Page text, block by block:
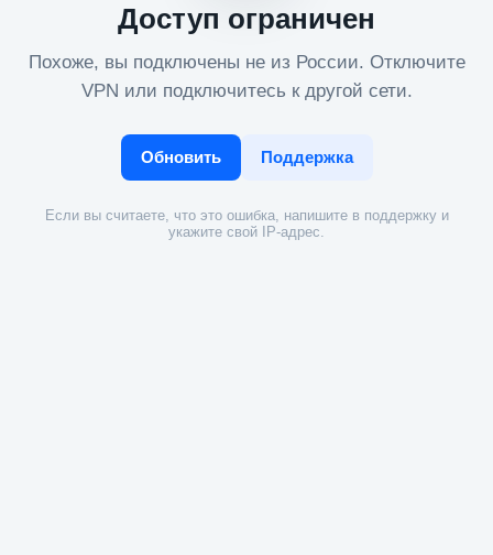
Доступ ограничен
Похоже, вы подключены не из России. Отключите
VPN или подключитесь к другой сети.
Обновить Поддержка
Если вы считаете, что это ошибка, напишите в поддержку и
укажите свой IP-адрес.